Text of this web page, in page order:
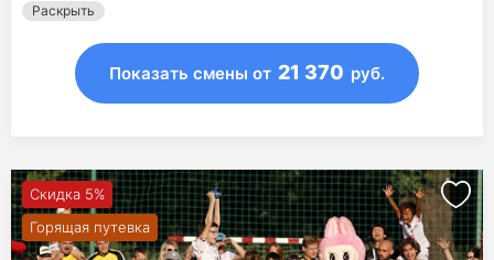
Раскрыть
Показать смены от 21 370 руб.
Скидка 5%
Горящая путевка